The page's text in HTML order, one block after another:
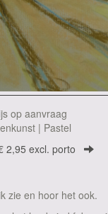
op aanvraag
| Pastel
2,95 excl. porto
zie en hoor het ook.